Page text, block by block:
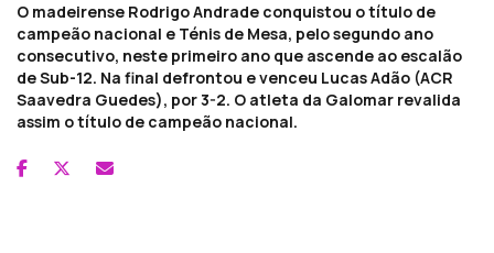
O madeirense Rodrigo Andrade conquistou o título de
campeão nacional e Ténis de Mesa, pelo segundo ano
consecutivo, neste primeiro ano que ascende ao escalão
de Sub-12. Na final defrontou e venceu Lucas Adão (ACR
Saavedra Guedes), por 3-2. O atleta da Galomar revalida
assim o título de campeão nacional.